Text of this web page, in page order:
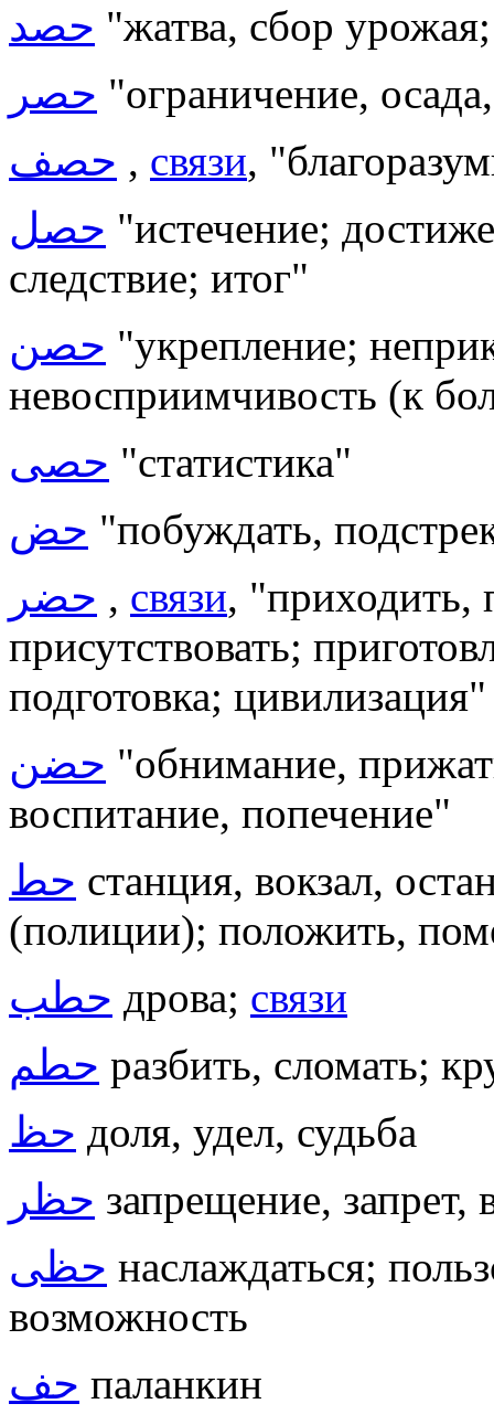
حصد "жатва, сбор
حصر "ограничение,
حصف , связи,
حصل "истечение;
следствие; итог"
حصن "укрепление;
невосприимчивость (к
حصى "статистика"
حض "побуждать,
حضر , связи, "приходить,
присутствовать;
подготовка; цивилизация"
حضن "обнимание,
воспитание, попечение"
حط станция, вокзал,
(полиции); положить,
حطب дрова; связи
حطم разбить, сломать;
حظ доля, удел, судьба
حظر запрещение, запрет,
حظى наслаждаться;
возможность
حف паланкин